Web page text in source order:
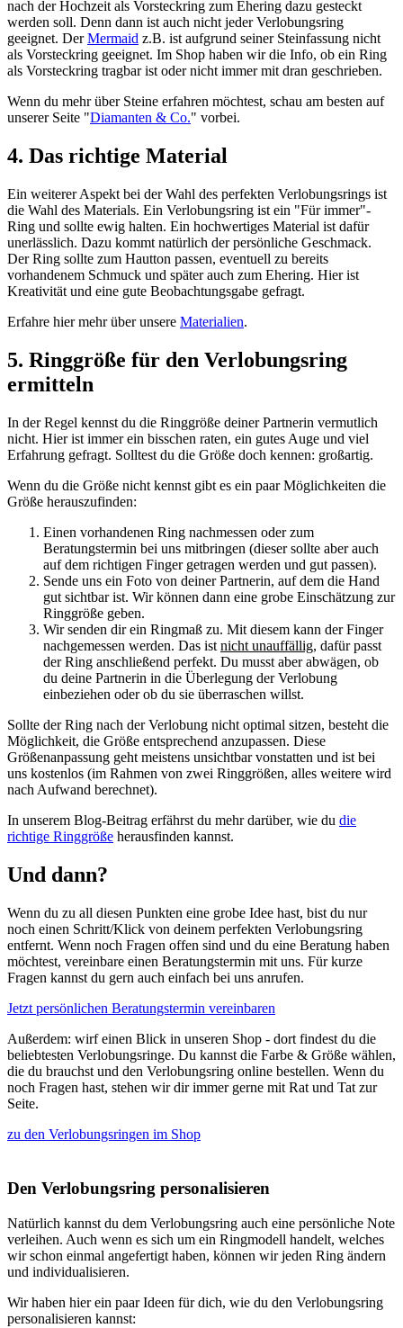
nach der Hochzeit als Vorsteckring zum Ehering dazu gesteckt
werden soll. Denn dann ist auch nicht jeder Verlobungsring
geeignet. DerMermaid z.B. ist aufgrund seiner Steinfassung nicht
als Vorsteckring geeignet. Im Shop haben wir die Info, ob ein Ring
als Vorsteckring tragbar ist oder nicht immer mit dran geschrieben.
Wenn du mehr über Steine erfahren möchtest, schau am besten auf
unserer Seite "Diamanten & Co." vorbei.
4. Das richtige Material
Ein weiterer Aspekt bei der Wahl des perfekten Verlobungsrings ist
die Wahl des Materials. Ein Verlobungsring ist ein "Für immer"-
Ring und sollte ewig halten. Ein hochwertiges Material ist dafür
unerlässlich. Dazu kommt natürlich der persönliche Geschmack.
Der Ring sollte zum Hautton passen, eventuell zu bereits
vorhandenem Schmuck und später auch zum Ehering. Hier ist
Kreativität und eine gute Beobachtungsgabe gefragt.
Erfahre hier mehr über unsere Materialien.
5. Ringgröße für den Verlobungsring
ermitteln
In der Regel kennst du die Ringgröße deiner Partnerin vermutlich
nicht. Hier ist immer ein bisschen raten, ein gutes Auge und viel
Erfahrung gefragt. Solltest du die Größe doch kennen: großartig.
Wenn du die Größe nicht kennst gibt es ein paar Möglichkeiten die
Größe herauszufinden:
Einen vorhandenen Ring nachmessen oder zum
Beratungstermin bei uns mitbringen (dieser sollte aber auch
auf dem richtigen Finger getragen werden und gut passen).
Sende uns ein Foto von deiner Partnerin, auf dem die Hand
gut sichtbar ist. Wir können dann eine grobe Einschätzung zur
Ringgröße geben.
Wir senden dir ein Ringmaß zu. Mit diesem kann der Finger
nachgemessen werden. Das ist nicht unauffällig, dafür passt
der Ring anschließend perfekt. Du musst aber abwägen, ob
du deine Partnerin in die Überlegung der Verlobung
einbeziehen oder ob du sie überraschen willst.
Sollte der Ring nach der Verlobung nicht optimal sitzen, besteht die
Möglichkeit, die Größe entsprechend anzupassen. Diese
Größenanpassung geht meistens unsichtbar vonstatten und ist bei
uns kostenlos (im Rahmen von zwei Ringgrößen, alles weitere wird
nach Aufwand berechnet).
In unserem Blog-Beitrag erfährst du mehr darüber, wie du die
richtige Ringgröße herausfinden kannst.
Und dann?
Wenn du zu all diesen Punkten eine grobe Idee hast, bist du nur
noch einen Schritt/Klick von deinem perfekten Verlobungsring
entfernt. Wenn noch Fragen offen sind und du eine Beratung haben
möchtest, vereinbare einen Beratungstermin mit uns. Für kurze
Fragen kannst du gern auch einfach bei uns anrufen.
Jetzt persönlichen Beratungstermin vereinbaren
Außerdem: wirf einen Blick in unseren Shop - dort findest du die
beliebtesten Verlobungsringe. Du kannst die Farbe & Größe wählen,
die du brauchst und den Verlobungsring online bestellen. Wenn du
noch Fragen hast, stehen wir dir immer gerne mit Rat und Tat zur
Seite.
zu den Verlobungsringen im Shop
Den Verlobungsring personalisieren
Natürlich kannst du dem Verlobungsring auch eine persönliche Note
verleihen. Auch wenn es sich um ein Ringmodell handelt, welches
wir schon einmal angefertigt haben, können wir jeden Ring ändern
und individualisieren.
Wir haben hier ein paar Ideen für dich, wie du den Verlobungsring
personalisieren kannst: